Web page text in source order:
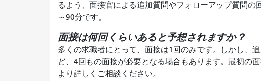
るよう、面接官による追加質問やフォローアップ質問
～90分です。
面接は何回くらいあると予想されますか？
多くの求職者にとって、面接は1回のみです。しかし、
ど、4回もの面接が必要となる場合もあります。最初の
より詳しくご相談ください。